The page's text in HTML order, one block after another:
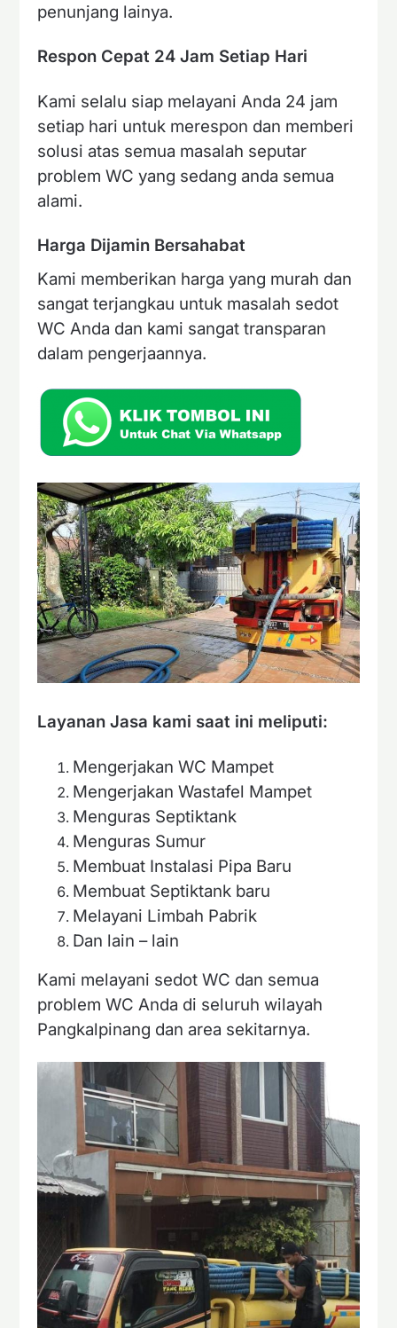
penunjang lainya.
Respon Cepat 24 Jam Setiap Hari
Kami selalu siap melayani Anda 24 jam
setiap hari untuk merespon dan memberi
solusi atas semua masalah seputar
problem WC yang sedang anda semua
alami.
Harga Dijamin Bersahabat
Kami memberikan harga yang murah dan
sangat terjangkau untuk masalah sedot
WC Anda dan kami sangat transparan
dalam pengerjaannya.
Layanan Jasa kami saat ini meliputi:
Mengerjakan WC Mampet
Mengerjakan Wastafel Mampet
Menguras Septiktank
Menguras Sumur
Membuat Instalasi Pipa Baru
Membuat Septiktank baru
Melayani Limbah Pabrik
Dan lain – lain
Kami melayani sedot WC dan semua
problem WC Anda di seluruh wilayah
Pangkalpinang dan area sekitarnya.